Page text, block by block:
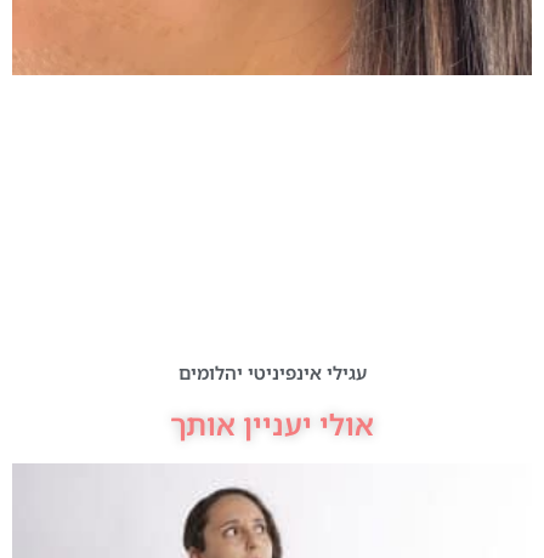
עגילי אינפיניטי יהלומים
אולי יעניין אותך